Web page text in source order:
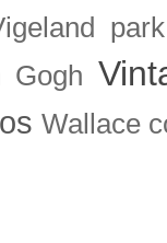
park
Gogh
Wallace